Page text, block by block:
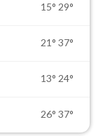
15° 29°
21° 37°
13° 24°
26° 37°